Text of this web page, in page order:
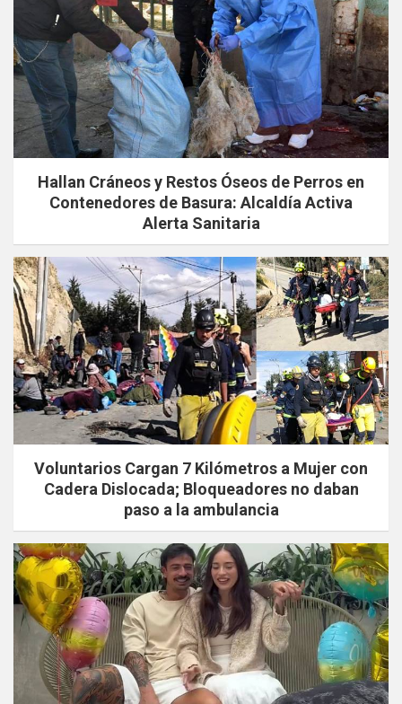
Hallan Cráneos y Restos Óseos de Perros en
Contenedores de Basura: Alcaldía Activa
Alerta Sanitaria
Voluntarios Cargan 7 Kilómetros a Mujer con
Cadera Dislocada; Bloqueadores no daban
paso a la ambulancia